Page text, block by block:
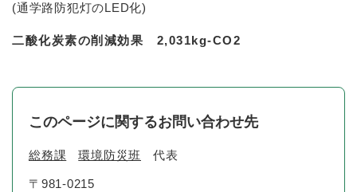
(通学路防犯灯のLED化)
二酸化炭素の削減効果 2,031kg-CO2
このページに関するお問い合わせ先
総務課 環境防災班 代表
〒981-0215